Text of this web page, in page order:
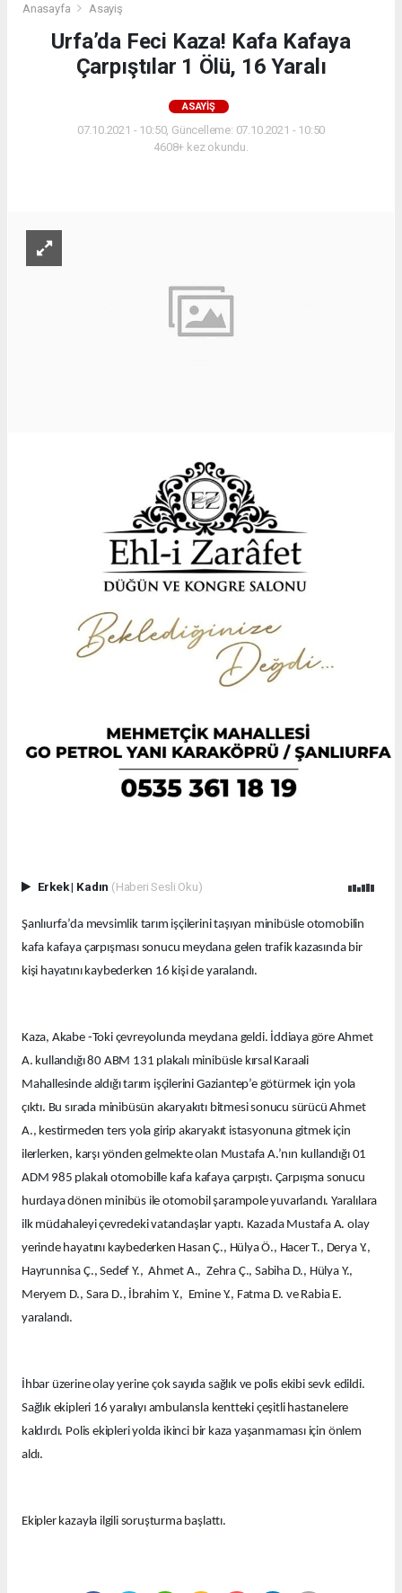
Anasayfa Asayiş
Urfa’da Feci Kaza! Kafa Kafaya
Çarpıştılar 1 Ölü, 16 Yaralı
ASAYIŞ
07.10.2021 - 10:50, Güncelleme: 07.10.2021 - 10:50
4608+ kez okundu.
Erkek| Kadın (Haberi Sesli Oku)
Şanlıurfa’da mevsimlik tarım işçilerini taşıyan minibüsle otomobilin
kafa kafaya çarpışması sonucu meydana gelen trafik kazasında bir
kişi hayatını kaybederken 16 kişi de yaralandı.
Kaza, Akabe -Toki çevreyolunda meydana geldi. İddiaya göre Ahmet
A. kullandığı 80 ABM 131 plakalı minibüsle kırsal Karaali
Mahallesinde aldığı tarım işçilerini Gaziantep’e götürmek için yola
çıktı. Bu sırada minibüsün akaryakıtı bitmesi sonucu sürücü Ahmet
A., kestirmeden ters yola girip akaryakıt istasyonuna gitmek için
ilerlerken, karşı yönden gelmekte olan Mustafa A.’nın kullandığı 01
ADM 985 plakalı otomobille kafa kafaya çarpıştı. Çarpışma sonucu
hurdaya dönen minibüs ile otomobil şarampole yuvarlandı. Yaralılara
ilk müdahaleyi çevredeki vatandaşlar yaptı. Kazada Mustafa A. olay
yerinde hayatını kaybederken Hasan Ç., Hülya Ö., Hacer T., Derya Y.,
Hayrunnisa Ç., Sedef Y., Ahmet A., Zehra Ç., Sabiha D., Hülya Y.,
Meryem D., Sara D., İbrahim Y., Emine Y., Fatma D. ve Rabia E.
yaralandı.
İhbar üzerine olay yerine çok sayıda sağlık ve polis ekibi sevk edildi.
Sağlık ekipleri 16 yaralıyı ambulansla kentteki çeşitli hastanelere
kaldırdı. Polis ekipleri yolda ikinci bir kaza yaşanmaması için önlem
aldı.
Ekipler kazayla ilgili soruşturma başlattı.